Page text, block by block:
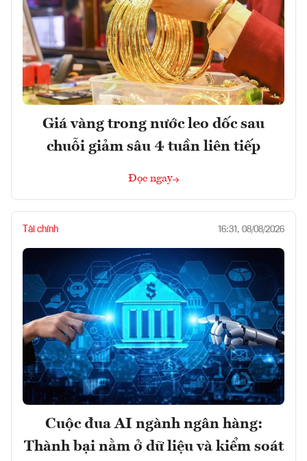
Giá vàng trong nước leo dốc sau
chuỗi giảm sâu 4 tuần liên tiếp
Đọc ngay
Tài chính 16:31, 08/08/2026
Cuộc đua AI ngành ngân hàng:
Thành bại nằm ở dữ liệu và kiểm soát